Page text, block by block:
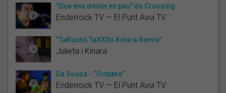
"Que ens deixin en pau" de Crossing
Enderrock TV — El Punt Avui TV
“TaKushii TaXXXii Kinara Remix”
Julieta i Kinara
Da Souza - “Octubre”
Enderrock TV — El Punt Avui TV